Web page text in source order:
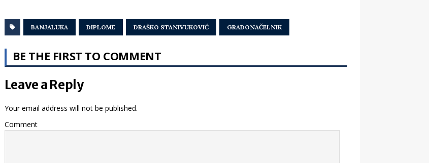
BANJALUKA DIPLOME DRAŠKO STANIVUKOVIĆ GRADONAČELNIK
BE THE FIRST TO COMMENT
Leave a Reply
Your email address will not be published.
Comment